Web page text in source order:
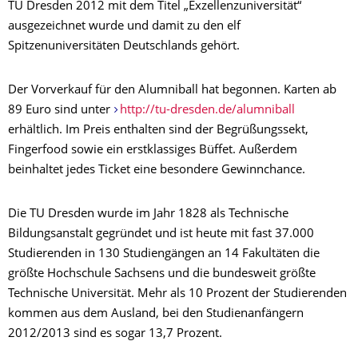
TU Dresden 2012 mit dem Titel „Exzellenzuniversität“
ausgezeichnet wurde und damit zu den elf
Spitzenuniversitäten Deutschlands gehört.
Der Vorverkauf für den Alumniball hat begonnen. Karten ab
89 Euro sind unter
http://tu-dresden.de/alumniball
erhältlich. Im Preis enthalten sind der Begrüßungssekt,
Fingerfood sowie ein erstklassiges Büffet. Außerdem
beinhaltet jedes Ticket eine besondere Gewinnchance.
Die TU Dresden wurde im Jahr 1828 als Technische
Bildungsanstalt gegründet und ist heute mit fast 37.000
Studierenden in 130 Studiengängen an 14 Fakultäten die
größte Hochschule Sachsens und die bundesweit größte
Technische Universität. Mehr als 10 Prozent der Studierenden
kommen aus dem Ausland, bei den Studienanfängern
2012/2013 sind es sogar 13,7 Prozent.